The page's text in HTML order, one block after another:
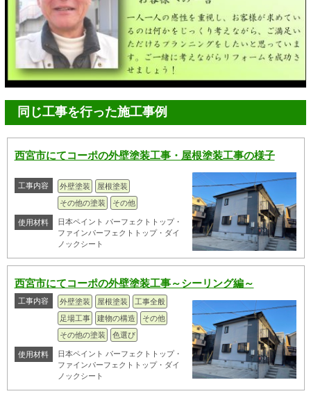
同じ工事を行った施工事例
西宮市にてコーポの外壁塗装工事・屋根塗装工事の様子
工事内容 外壁塗装
屋根塗装
その他の塗装
その他
使用材料
日本ペイント パーフェクトトップ・
ファインパーフェクトトップ・ダイ
ノックシート
西宮市にてコーポの外壁塗装工事～シーリング編～
工事内容 外壁塗装 屋根塗装
工事全般
足場工事
建物の構造
その他
その他の塗装
色選び
使用材料
日本ペイント パーフェクトトップ・
ファインパーフェクトトップ・ダイ
ノックシート